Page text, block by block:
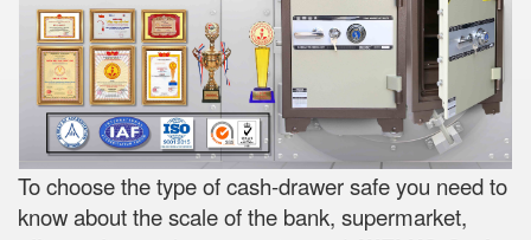
To choose the type of cash-drawer safe you need to
know about the scale of the bank, supermarket,